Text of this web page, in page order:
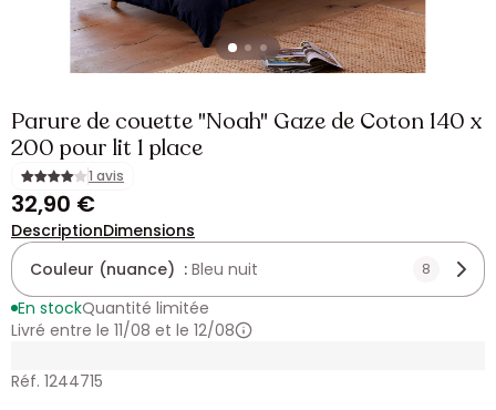
Parure de couette "Noah" Gaze de Coton 140 x
200 pour lit 1 place
1 avis
32,90 €
DescriptionDimensions
Couleur (nuance) : Bleu nuit 8
En stockQuantité limitée
Livré entre le 11/08 et le 12/08
Réf. 1244715